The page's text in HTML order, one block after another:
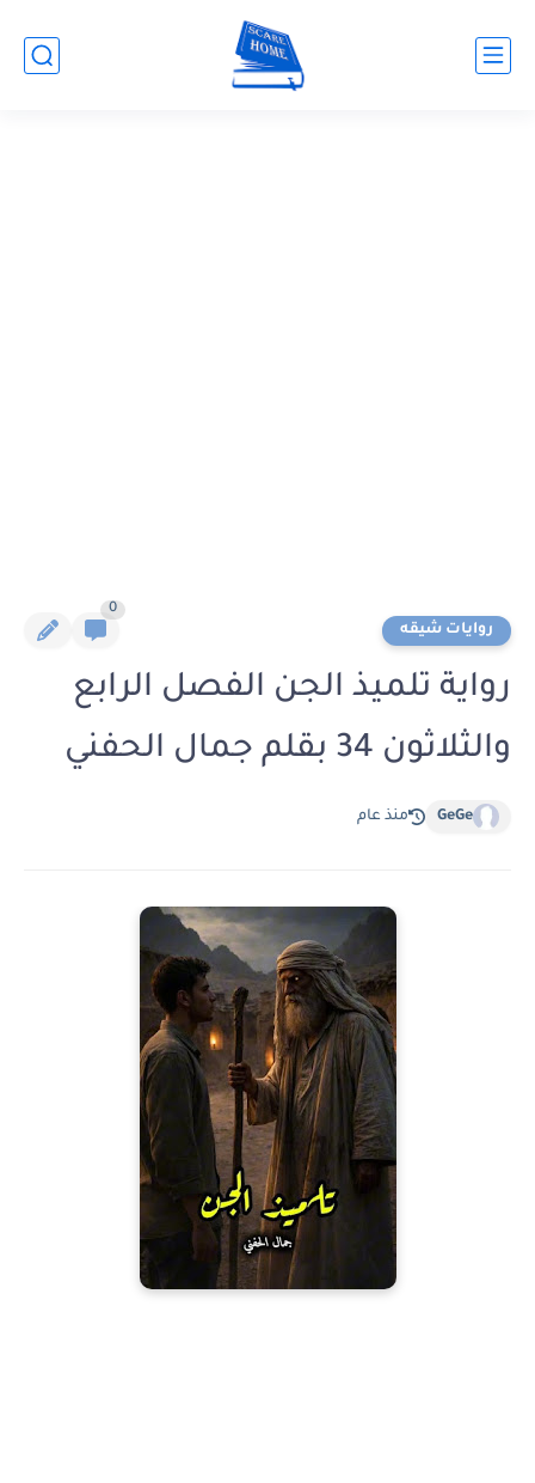
روايات شيقه
0
رواية تلميذ الجن الفصل الرابع
والثلاثون 34 بقلم جمال الحفني
GeGe منذ عام